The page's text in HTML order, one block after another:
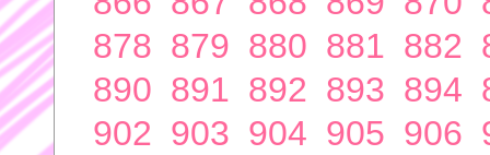
878 879 880 881 882
890 891 892 893 894
902 903 904 905 906